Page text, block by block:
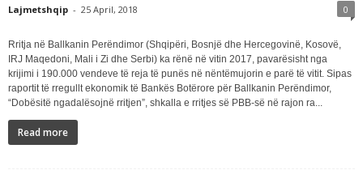
Lajmetshqip - 25 April, 2018 0
Rritja në Ballkanin Perëndimor (Shqipëri, Bosnjë dhe Hercegovinë, Kosovë,
IRJ Maqedoni, Mali i Zi dhe Serbi) ka rënë në vitin 2017, pavarësisht nga
krijimi i 190.000 vendeve të reja të punës në nëntëmujorin e parë të vitit. Sipas
raportit të rregullt ekonomik të Bankës Botërore për Ballkanin Perëndimor,
“Dobësitë ngadalësojnë rritjen”, shkalla e rritjes së PBB-së në rajon ra...
Read more